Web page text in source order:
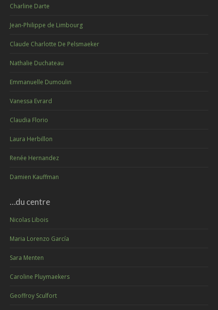
Charline Darte
Jean-Philippe de Limbourg
Claude Charlotte De Pelsmaeker
Nathalie Duchateau
Emmanuelle Dumoulin
Vanessa Evrard
Claudia Florio
Laura Herbillon
Renée Hernandez
Damien Kauffman
…du centre
Nicolas Libois
Maria Lorenzo García
Sara Menten
Caroline Pluymaekers
Geoffroy Sculfort